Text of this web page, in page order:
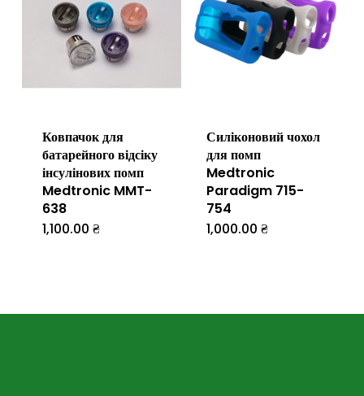
варіантів.
можна
сторінці
Ковпачок для
батарейного відсіку
інсулінових помп
Medtronic MMT-
638
1,100.00 ₴
Силіконовий чохол
для помп
Medtronic
Paradigm 715-
754
1,000.00 ₴